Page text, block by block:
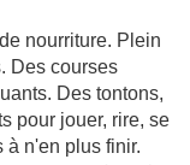
nourriture. Plein
Des courses
Des tontons,
pour jouer, rire, se
à n'en plus finir.